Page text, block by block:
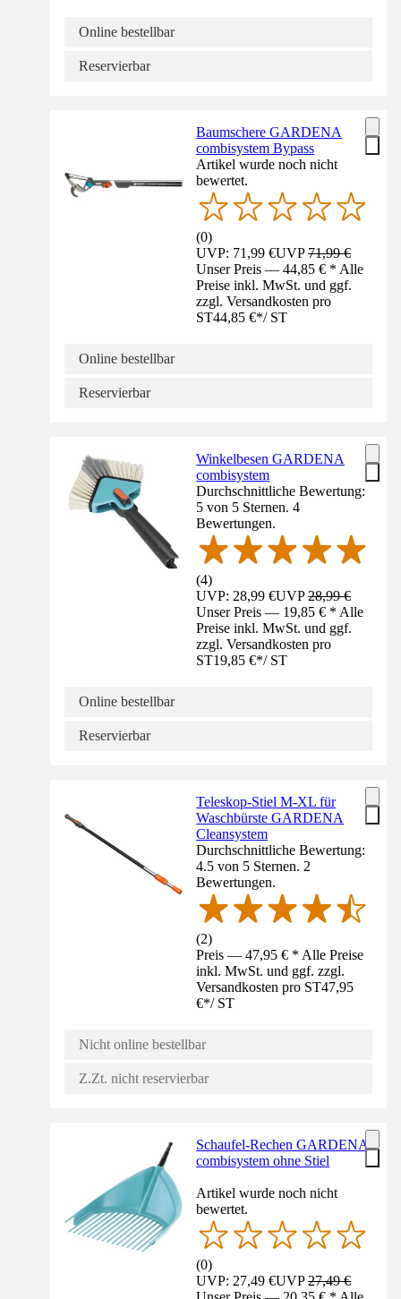
Online bestellbar
Reservierbar
Baumschere GARDENA
combisystem Bypass
Artikel wurde noch nicht
bewertet.
(0)
UVP: 71,99 €UVP71,99 €
Unser Preis — 44,85 € * Alle
Preise inkl. MwSt. und ggf.
zzgl. Versandkosten pro
ST44,85 €*/ ST
Online bestellbar
Reservierbar
Winkelbesen GARDENA
combisystem
Durchschnittliche Bewertung:
5 von 5 Sternen. 4
Bewertungen.
(4)
UVP: 28,99 €UVP28,99 €
Unser Preis — 19,85 € * Alle
Preise inkl. MwSt. und ggf.
zzgl. Versandkosten pro
ST19,85 €*/ ST
Online bestellbar
Reservierbar
Teleskop-Stiel M-XL für
Waschbürste GARDENA
Cleansystem
Durchschnittliche Bewertung:
4.5 von 5 Sternen. 2
Bewertungen.
(2)
Preis — 47,95 € * Alle Preise
inkl. MwSt. und ggf. zzgl.
Versandkosten pro ST47,95
€*/ ST
Nicht online bestellbar
Z.Zt. nicht reservierbar
Schaufel-Rechen GARDENA
combisystem ohne Stiel
Artikel wurde noch nicht
bewertet.
(0)
UVP: 27,49 €UVP27,49 €